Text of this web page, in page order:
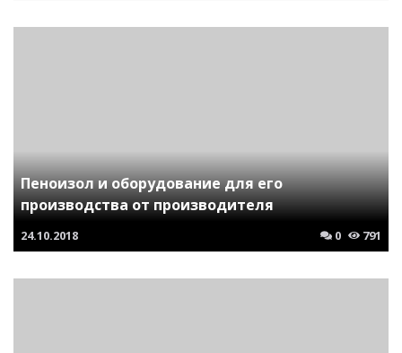
Пеноизол и оборудование для его
производства от производителя
24.10.2018 0 791